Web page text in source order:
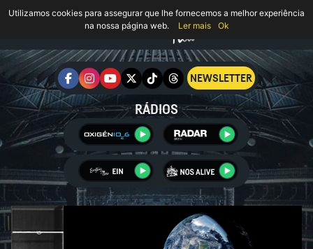
NEWSLETTER
RÁDIOS
Utilizamos cookies para assegurar que lhe fornecemos a melhor experiência
na nossa página web.
Ler mais Ok